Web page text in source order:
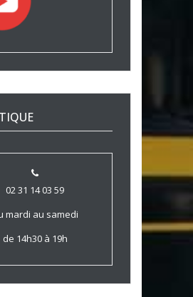
02 31 14 03 59
mardi au samedi
de 14h30 à 19h